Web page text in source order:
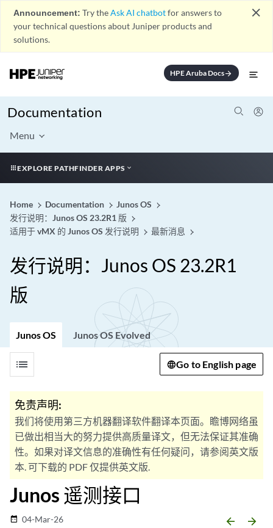
Announcement: Try theAsk AI chatbotfor answers to
your technical questions about Juniper products and
solutions.
close
HPE Aruba Docsarrow_forward
Documentation
Menu
EXPLORE PATHFINDER APPS
Home Documentation
Junos OS
发行说明：Junos OS 23.2R1 版
适用于 vMX 的 Junos OS 发行说明
最新消息
发行说明：Junos OS 23.2R1
版
Junos OS Junos OS Evolved
list Go to English page
免责声明:
我们将使用第三方机器翻译软件翻译本页面。瞻博网络虽
已做出相当大的努力提供高质量译文，但无法保证其准确
性。如果对译文信息的准确性有任何疑问，请参阅英文版
本. 可下载的 PDF 仅提供英文版.
Junos 遥测接口
date_range 04-Mar-26 arrow_backward arrow_forward